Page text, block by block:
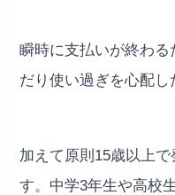
瞬時に支払いが終わ
だり使い過ぎを心配し
加えて原則15歳以上
す。中学3年生や高校